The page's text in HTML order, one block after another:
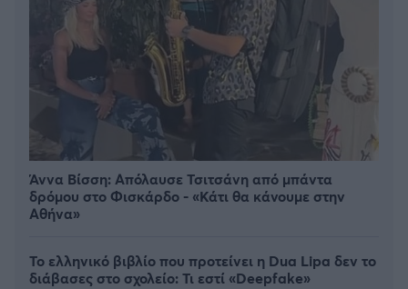
Άννα Βίσση: Απόλαυσε Τσιτσάνη από μπάντα
δρόμου στο Φισκάρδο - «Κάτι θα κάνουμε στην
Αθήνα»
Το ελληνικό βιβλίο που προτείνει η Dua Lipa δεν το
διάβασες στο σχολείο: Τι εστί «Deepfake»